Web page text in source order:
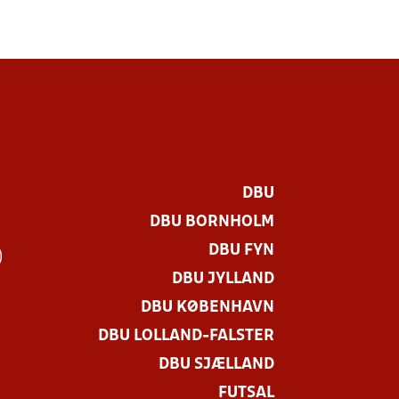
DBU
DBU BORNHOLM
DBU FYN
DBU JYLLAND
DBU KØBENHAVN
DBU LOLLAND-FALSTER
DBU SJÆLLAND
FUTSAL